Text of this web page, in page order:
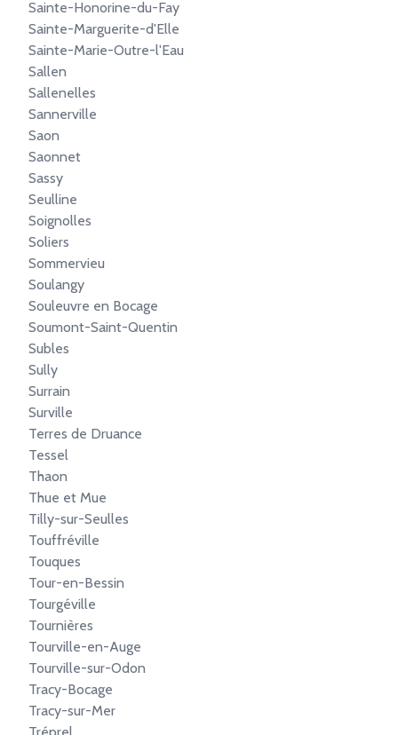
Sainte-Honorine-du-Fay
Sainte-Marguerite-d'Elle
Sainte-Marie-Outre-l'Eau
Sallen
Sallenelles
Sannerville
Saon
Saonnet
Sassy
Seulline
Soignolles
Soliers
Sommervieu
Soulangy
Souleuvre en Bocage
Soumont-Saint-Quentin
Subles
Sully
Surrain
Surville
Terres de Druance
Tessel
Thaon
Thue et Mue
Tilly-sur-Seulles
Touffréville
Touques
Tour-en-Bessin
Tourgéville
Tournières
Tourville-en-Auge
Tourville-sur-Odon
Tracy-Bocage
Tracy-sur-Mer